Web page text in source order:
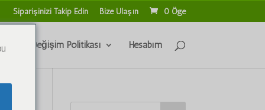
Siparişinizi Takip Edin Bize Ulaşın 0 Öge
ve Değişim Politikası Hesabım